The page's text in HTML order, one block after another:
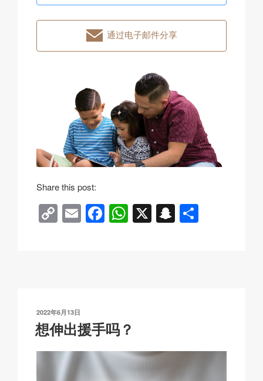
通过电子邮件分享
Share this post:
C
n
k
E F
o
k
W
p
X S
发
布
于
2022年6月13日
想伸出援手吗？